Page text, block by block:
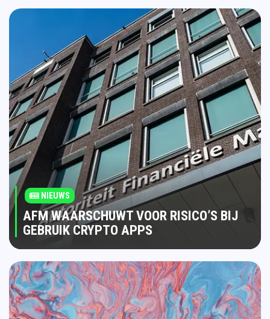
NIEUWS
AFM WAARSCHUWT VOOR RISICO’S BIJ
GEBRUIK CRYPTO APPS